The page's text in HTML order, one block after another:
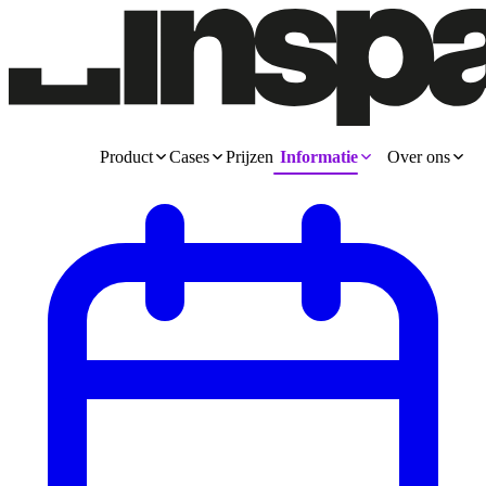
Product Cases Prijzen Informatie Over ons